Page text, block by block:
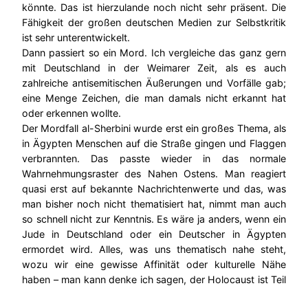
könnte. Das ist hierzulande noch nicht sehr präsent. Die
Fähigkeit der großen deutschen Medien zur Selbstkritik
ist sehr unterentwickelt.
Dann passiert so ein Mord. Ich vergleiche das ganz gern
mit Deutschland in der Weimarer Zeit, als es auch
zahlreiche antisemitischen Äußerungen und Vorfälle gab;
eine Menge Zeichen, die man damals nicht erkannt hat
oder erkennen wollte.
Der Mordfall al-Sherbini wurde erst ein großes Thema, als
in Ägypten Menschen auf die Straße gingen und Flaggen
verbrannten. Das passte wieder in das normale
Wahrnehmungsraster des Nahen Ostens. Man reagiert
quasi erst auf bekannte Nachrichtenwerte und das, was
man bisher noch nicht thematisiert hat, nimmt man auch
so schnell nicht zur Kenntnis. Es wäre ja anders, wenn ein
Jude in Deutschland oder ein Deutscher in Ägypten
ermordet wird. Alles, was uns thematisch nahe steht,
wozu wir eine gewisse Affinität oder kulturelle Nähe
haben – man kann denke ich sagen, der Holocaust ist Teil